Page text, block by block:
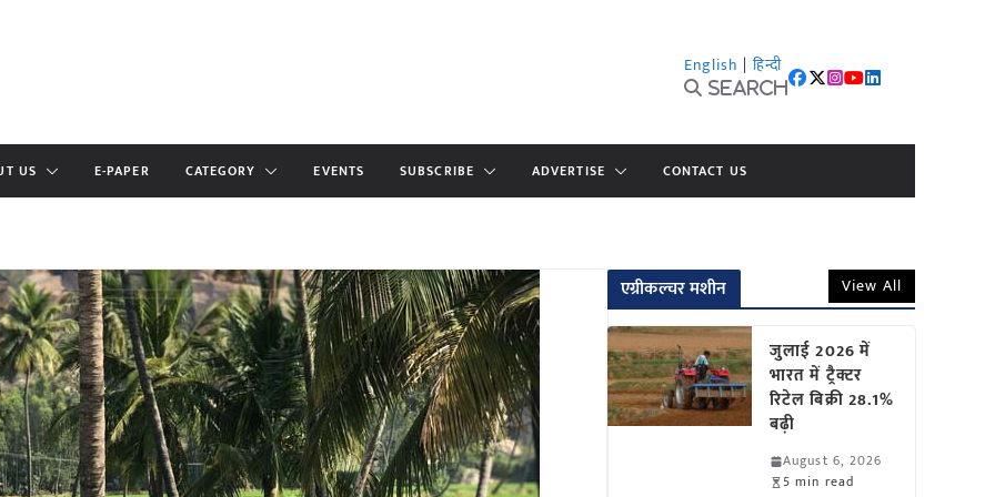
English | हिन्दी
Search
US E-PAPER CATEGORY EVENTS SUBSCRIBE ADVERTISE CONTACT US
एग्रीकल्चर मशीन View All
जुलाई 2026 में
भारत में ट्रैक्टर
रिटेल बिक्री 28.1%
बढ़ी
August 6, 2026
5 min read